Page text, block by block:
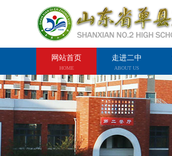
网站首页
HOME
走进二中
ABOUT US